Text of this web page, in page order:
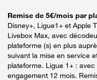
Remise de 5€/mois par
Disney+, Ligue1+ et Apple
Livebox Max, avec
plateforme (s) en plus
suivant la mise en service
plateforme. Ligue 1+ :
engagement 12 mois.